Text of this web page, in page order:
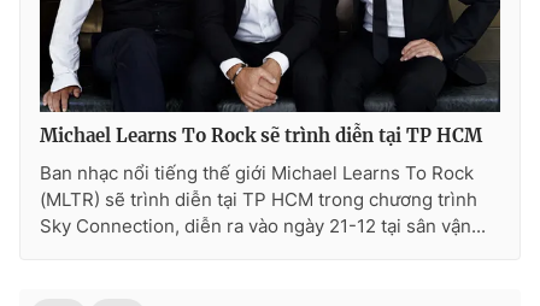
® Cấm sao chép dưới mọi hình thức nếu không có sự chấp
thuận bằng văn bản. Ghi rõ nguồn VTV.vn khi phát hành lại
thông tin từ website này.
Michael Learns To Rock sẽ trình diễn tại TP HCM
Ban nhạc nổi tiếng thế giới Michael Learns To Rock
(MLTR) sẽ trình diễn tại TP HCM trong chương trình
Sky Connection, diễn ra vào ngày 21-12 tại sân vận...